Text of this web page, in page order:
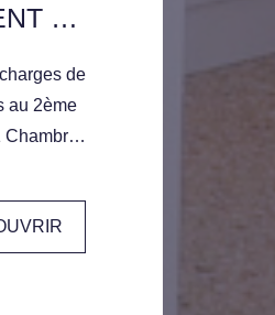
NANCY CENTRE APPARTEMENT DE CARACTERE
au 2ème
Chambre,